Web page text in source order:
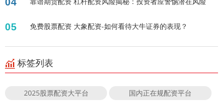
05 免费股票配资 大象配资-如何看待大牛证券的表现？
标签列表
2025股票配资大平台 国内正在规配资平台